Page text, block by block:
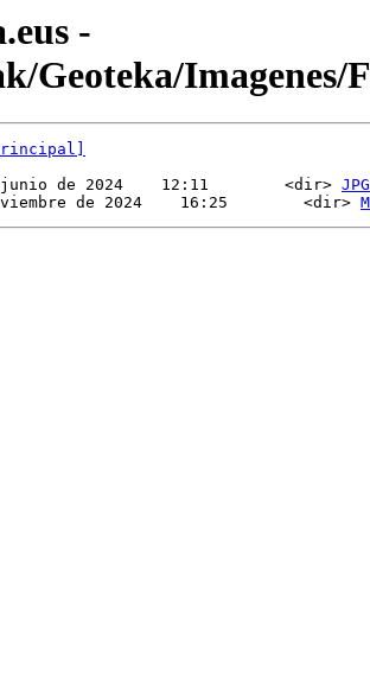
-
Geoteka/Imagenes/
junio de 2024    12:11        <dir> JPG
de 2024    16:25        <dir>